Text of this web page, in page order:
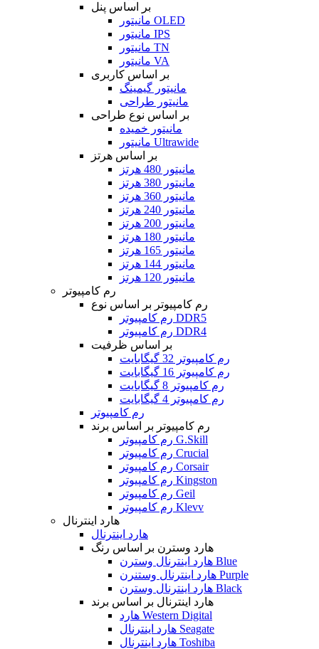
بر اساس پنل
مانیتور OLED
مانیتور IPS
مانیتور TN
مانیتور VA
بر اساس کاربری
مانیتور گیمینگ
مانیتور طراحی
بر اساس نوع طراحی
مانیتور خمیده
مانیتور Ultrawide
بر اساس هرتز
مانیتور 480 هرتز
مانیتور 380 هرتز
مانیتور 360 هرتز
مانیتور 240 هرتز
مانیتور 200 هرتز
مانیتور 180 هرتز
مانیتور 165 هرتز
مانیتور 144 هرتز
مانیتور 120 هرتز
رم کامپیوتر
رم کامپیوتر بر اساس نوع
رم کامپیوتر DDR5
رم کامپیوتر DDR4
بر اساس ظرفیت
رم کامپیوتر 32 گیگابایت
رم کامپیوتر 16 گیگابایت
رم کامپیوتر 8 گیگابایت
رم کامپیوتر 4 گیگابایت
رم کامپیوتر
رم کامپیوتر بر اساس برند
رم کامپیوتر G.Skill
رم کامپیوتر Crucial
رم کامپیوتر Corsair
رم کامپیوتر Kingston
رم کامپیوتر Geil
رم کامپیوتر Klevv
هارد اینترنال
هارد اینترنال
هارد وسترن بر اساس رنگ
هارد اینترنال وسترن Blue
هارد اینترنال وستنرن Purple
هارد اینترنال وسترن Black
هارد اینترنال بر اساس برند
هارد Western Digital
هارد اینترنال Seagate
هارد اینترنال Toshiba